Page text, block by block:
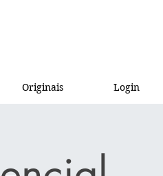
Originais Login